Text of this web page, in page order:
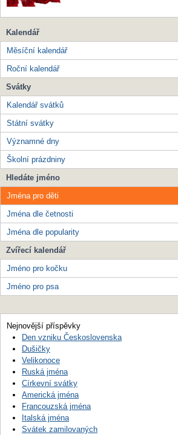
Kalendář
Měsíční kalendář
Roční kalendář
Svátky
Kalendář svátků
Státní svátky
Významné dny
Školní prázdniny
Hledáte jméno
Jména pro děti
Jména dle četnosti
Jména dle popularity
Zvířecí kalendář
Jméno pro kočku
Jméno pro psa
Nejnovější příspěvky
Den vzniku Československa
Dušičky
Velikonoce
Ruská jména
Církevní svátky
Americká jména
Francouzská jména
Italská jména
Svátek zamilovaných